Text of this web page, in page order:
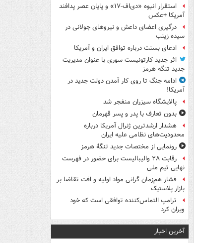
استقرار انبوه «دی‌اف‑۱۷» و پایان عصر پدافند
آمریکا +عکس
درگیری اعضای داعش و نیروهای جولانی در
سیده زینب
ادعای بسنت درباره توافق ایران و آمریکا
اثر جدید کارتونیست سوری با عنوان مدیریت
جدید تنگه هرمز
ادامه جنگ تا روی کار آمدن دولت جدید در
آمریکا!
پالایشگاه سیزران منفجر شد
بدون تعارف با پدر و پسر قهرمان
هشدار ارشدترین ژنرال آمریکا درباره
محدودیت‌های نظامی علیه ایران
رونمایی از مختصات جدید تنگۀ هرمز
رقابت ۲۸ والیبالیست برای حضور در فهرست
نهایی تیم ملی
فشار هم‌زمان گرانی مواد اولیه و افت تقاضا بر
بازار پلاستیک
ترامپ التماس‌کننده توافقی است که خود
ویران کرد
آخرین اخبار